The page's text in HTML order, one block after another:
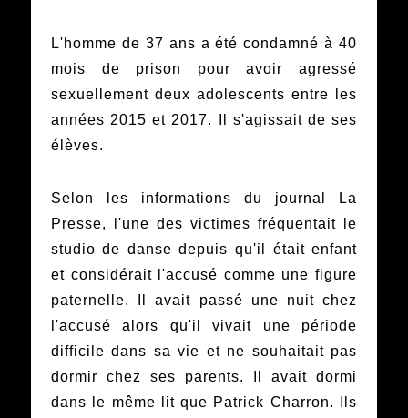
L'homme de 37 ans a été condamné à 40
mois de prison pour avoir agressé
sexuellement deux adolescents entre les
années 2015 et 2017. Il s'agissait de ses
élèves.
Selon les informations du journal La
Presse, l'une des victimes fréquentait le
studio de danse depuis qu'il était enfant
et considérait l'accusé comme une figure
paternelle. Il avait passé une nuit chez
l'accusé alors qu'il vivait une période
difficile dans sa vie et ne souhaitait pas
dormir chez ses parents. Il avait dormi
dans le même lit que Patrick Charron. Ils